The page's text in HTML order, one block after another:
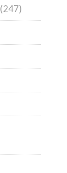
(247)